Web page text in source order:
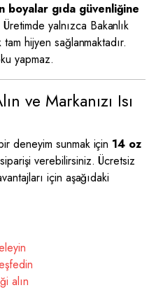
boyalar gıda güvenliğine
yalnızca Bakanlık
hijyen sağlanmaktadır.
yapmaz.
ve Markanızı Isı
deneyim sunmak için 14 oz
verebilirsiniz. Ücretsiz
için aşağıdaki
alın